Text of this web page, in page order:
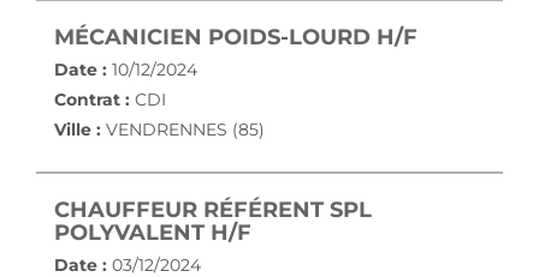
MÉCANICIEN POIDS-LOURD H/F
Date : 10/12/2024
Contrat : CDI
Ville : VENDRENNES (85)
CHAUFFEUR RÉFÉRENT SPL
POLYVALENT H/F
Date : 03/12/2024